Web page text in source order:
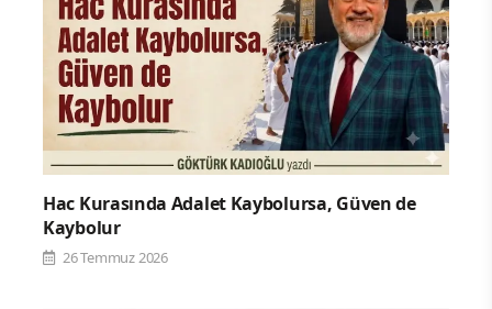
Hac Kurasında Adalet Kaybolursa, Güven de
Kaybolur
26 Temmuz 2026